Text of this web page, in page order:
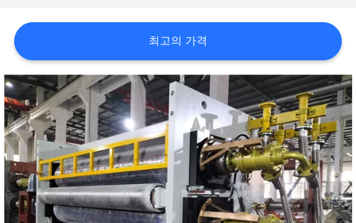
하
여
공
장
여
행
최고의 가격